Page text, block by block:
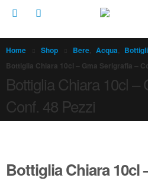
Home Shop Bere, Acqua,
Bottiglia Chiara 10cl – Gma Serigrafia –
Bottiglia Chiara 10cl –
Conf. 48 Pezzi
Bottiglia Chiara 10cl